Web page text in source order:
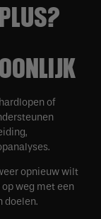
of
opnieuw wilt
weg met een
doelen.